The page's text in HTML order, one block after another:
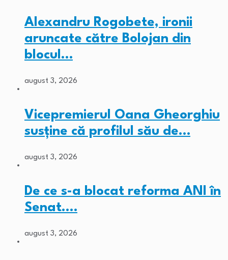
Alexandru Rogobete, ironii
aruncate către Bolojan din
blocul…
august 3, 2026
Vicepremierul Oana Gheorghiu
susține că profilul său de…
august 3, 2026
De ce s-a blocat reforma ANI în
Senat.…
august 3, 2026